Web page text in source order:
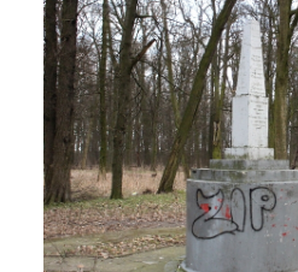
Rok Kobiet
Wasze Podróże
Wyszukiwanie